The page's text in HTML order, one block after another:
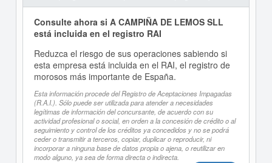
Consulte ahora si A CAMPIÑA DE LEMOS SLL
está incluida en el registro RAI
Reduzca el riesgo de sus operaciones sabiendo si
esta empresa está incluida en el RAI, el registro de
morosos más importante de España.
Esta información procede del Registro de Aceptaciones Impagadas
(R.A.I.). Sólo puede ser utilizada para atender a necesidades
legítimas de información del concursante, de acuerdo con su
actividad profesional o social, en orden a la concesión de crédito o al
seguimiento y control de los créditos ya concedidos y no se podrá
ceder o transmitir a terceros, copiar, duplicar o reproducir, ni
incorporar a ninguna base de datos propia o ajena, o reutilizar en
modo alguno, ya sea de forma directa o indirecta.